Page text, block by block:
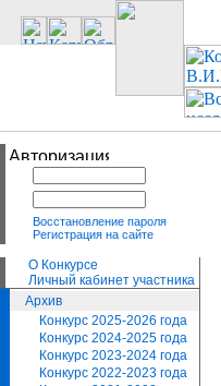
Восстановление пароля
Регистрация на сайте
О Конкурсе
Личный кабинет участника
Архив
Конкурс 2025-2026 года
Конкурс 2024-2025 года
Конкурс 2023-2024 года
Конкурс 2022-2023 года